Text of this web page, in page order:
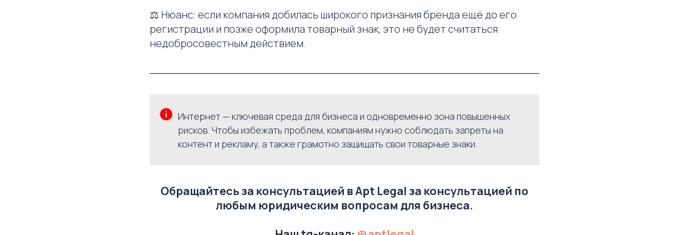
⚖️ Нюанс: если компания добилась широкого признания бренда ещё до его
регистрации и позже оформила товарный знак, это не будет считаться
недобросовестным действием.
Интернет — ключевая среда для бизнеса и одновременно зона повышенных
рисков. Чтобы избежать проблем, компаниям нужно соблюдать запреты на
контент и рекламу, а также грамотно защищать свои товарные знаки.
Обращайтесь за консультацией в Apt Legal за консультацией по
любым юридическим вопросам для бизнеса.